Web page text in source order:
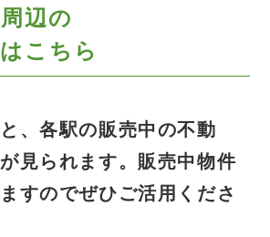
辺の
こちら
、各駅の販売中の不動
見られます。 販売中物件
すのでぜひご活用くださ